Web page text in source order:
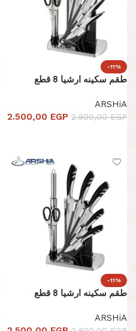
-11%
طقم سكينه ارشيا 8 قطع
ARSHiA
2.800,00EGP
2.500,00 EGP
-11%
طقم سكينه ارشيا 8 قطع
ARSHiA